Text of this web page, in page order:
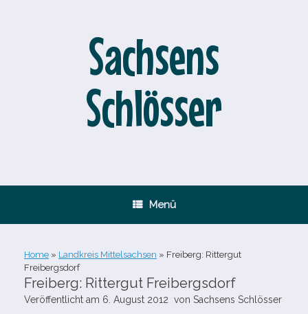
Sachsens
Schlösser
Menü
Home » Landkreis Mittelsachsen » Freiberg: Rittergut
Freibergsdorf
Freiberg: Rittergut Freibergsdorf
Veröffentlicht am 6. August 2012 von Sachsens Schlösser